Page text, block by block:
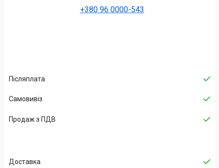
+380 96 0000-543
Післяплата
Самовивіз
Продаж з ПДВ
Доставка